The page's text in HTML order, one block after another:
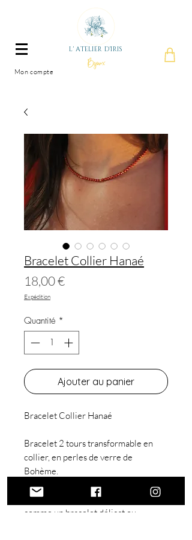
L' ATELIER D'IRIS
Mon compte
Bijoux
Bracelet Collier Hanaé
18,00 €Prix
Expédition
Quantité *
Ajouter au panier
Bracelet Collier Hanaé
Bracelet 2 tours transformable en
collier, en perles de verre de
Bohème.
Ce bijou exquis peut être porté
comme un bracelet délicat ou